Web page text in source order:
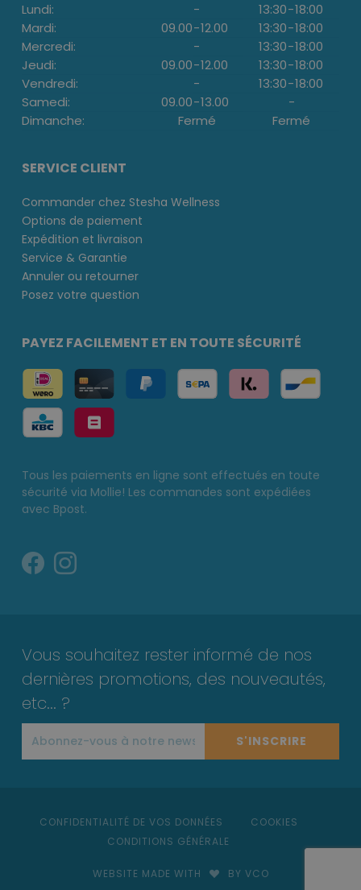
Lundi: - 13:30-18:00
Mardi:
09.00-12.00 13:30-18:00
Mercredi:
- 13:30-18:00
Jeudi:
09.00-12.00 13:30-18:00
Vendredi:
- 13:30-18:00
Samedi:
09.00-13.00
-
Dimanche:
Fermé Fermé
SERVICE CLIENT
Commander chez Stesha Wellness
Options de paiement
Expédition et livraison
Service & Garantie
Annuler ou retourner
Posez votre question
PAYEZ FACILEMENT ET EN TOUTE SÉCURITÉ
Tous les paiements en ligne sont effectués en toute
sécurité via Mollie! Les commandes sont expédiées
avec Bpost.
Vous souhaitez rester informé de nos
dernières promotions, des nouveautés,
etc... ?
S'INSCRIRE
CONFIDENTIALITÉ DE VOS DONNÉES
COOKIES
CONDITIONS GÉNÉRALE
WEBSITE MADE WITH BY VCO